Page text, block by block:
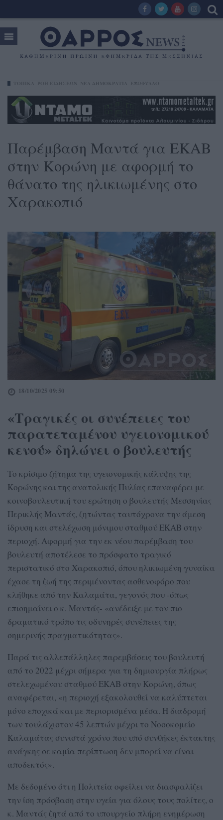
Παρέμβαση Μαντά για ΕΚΑΒ
στην Κορώνη με αφορμή το
θάνατο της ηλικιωμένης στο
Χαρακοπιό
18/10/2025 09:50
«Τραγικές οι συνέπειες του
παρατεταμένου υγειονομικού
κενού» δηλώνει ο βουλευτής
Το κρίσιμο ζήτημα της υγειονομικής κάλυψης της
Κορώνης και της ανατολικής Πυλίας επαναφέρει με
κοινοβουλευτική του ερώτηση ο βουλευτής Μεσσηνίας
Περικλής Μαντάς, ζητώντας ταυτόχρονα την άμεση
ίδρυση και στελέχωση μόνιμου σταθμού ΕΚΑΒ στην
περιοχή. Αφορμή για την εκ νέου παρέμβαση του
βουλευτή αποτέλεσε το πρόσφατο τραγικό
περιστατικό στο Χαρακοπιό, όπου ηλικιωμένη γυναίκα
έχασε τη ζωή της περιμένοντας ασθενοφόρο που
κλήθηκε από την Καλαμάτα, γεγονός που -όπως
επισημαίνει ο κ. Μαντάς- «ανέδειξε με τον πιο
δραματικό τρόπο τις οδυνηρές συνέπειες της
σημερινής πραγματικότητας».
Παρά τις αλλεπάλληλες παρεμβάσεις του βουλευτή
από το 2022 μέχρι σήμερα για τη δημιουργία πλήρως
στελεχωμένου σταθμού ΕΚΑΒ στην Κορώνη, όπως
αναφέρεται, «η περιοχή εξακολουθεί να καλύπτεται
μόνο εποχικά και με περιορισμένα μέσα. Η διαδρομή
των τουλάχιστον 45 λεπτών μέχρι το Νοσοκομείο
Καλαμάτας συνιστά χρόνο που υπό συνθήκες έκτακτης
ανάγκης σε καμία περίπτωση δεν μπορεί να είναι
αποδεκτός».
Με δεδομένο ότι η Πολιτεία οφείλει να διασφαλίζει
την ίση πρόσβαση στην υγεία για όλους τους πολίτες, ο
κ. Μαντάς ζητά από το υπουργείο πλήρη ενημέρωση